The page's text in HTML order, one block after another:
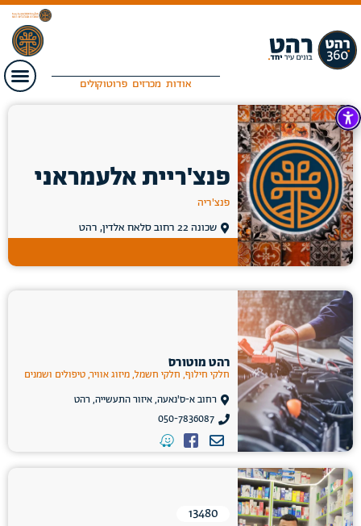
אודות מכרזים פרוטוקולים
פנצ'ריית אלעמראני
פנצ'ריה
שכונה 22 רחוב סלאח אלדין, רהט
רהט מוטורס
חלקי חילוף, חלקי חשמל, מיזוג אוויר, טיפולים ושמנים
רחוב א-ס'נאעה, איזור התעשייה, רהט
050-7836087
13480